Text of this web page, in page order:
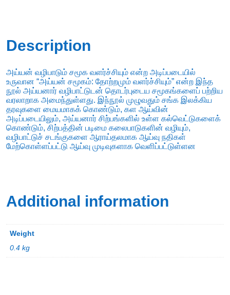
Description
அய்யன் வழிபாடும் சமூக வளர்ச்சியும் என்ற அடிப்படையில்
உருவான “அய்யன் சமூகம்: தோற்றமும் வளர்ச்சியும்” என்ற இந்த
நூல் அய்யனார் வழிபாட்டுடன் தொடர்புடைய சமூகங்களைப் பற்றிய
வரலாறாக அமைந்துள்ளது. இந்நூல் முழுவதும் சங்க இலக்கிய
தரவுகளை மையமாகக் கொண்டும், கள ஆய்வின்
அடிப்படையிலும், அய்யனார் சிற்பங்களில் உள்ள கல்வெட்டுகளைக்
கொண்டும், சிற்பத்தின் படிமை கலைபாடுகளின் வழியும்,
வழிபாட்டுச் சடங்குகளை ஆராய்தலமாக ஆய்வு நதிகள்
மேற்கொள்ளப்பட்டு ஆய்வு முடிவுகளாக வெளிப்பட்டுள்ளன
Additional information
Weight
0.4 kg